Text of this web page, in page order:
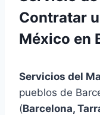
Contratar
México
Servicios del
pueblos de
(Barcelona,